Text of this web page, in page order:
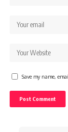
Save my name,